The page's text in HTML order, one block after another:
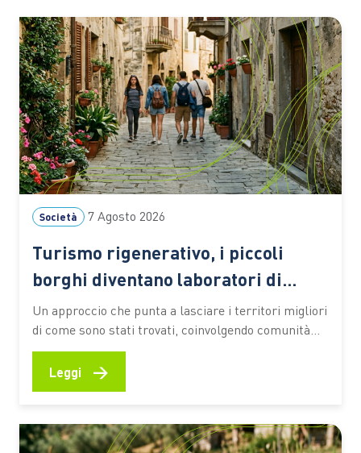
Società 7 Agosto 2026
Turismo rigenerativo, i piccoli
borghi diventano laboratori di
rinascita
Un approccio che punta a lasciare i territori migliori
di come sono stati trovati, coinvolgendo comunità
locali, imprese e visitatori nella valorizzazione delle
identità culturali e nella creazione di nuove
La differenza sta nel modo in cui…
Leggi →